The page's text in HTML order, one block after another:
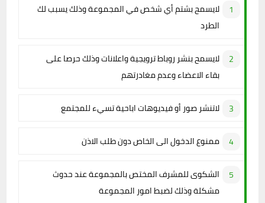
لايسمح بشتم أي شخص في المجموعة وذلك يسبب لك
الطرد
لايسمح بنشر روباط ترويجية واعلانات وذلك حرصا على
بقاء الاعضاء وعدم مغادرتهم
لاتنشر صور أو فيديوهات اباحية تسيء للمجتمع
ممنوع الدخول الى الخاص دون طلب الاذن
الشكوى للمشرف المختص بالمجموعة عند حدوث
مشكلة وذلك لضبط امور المجموعة